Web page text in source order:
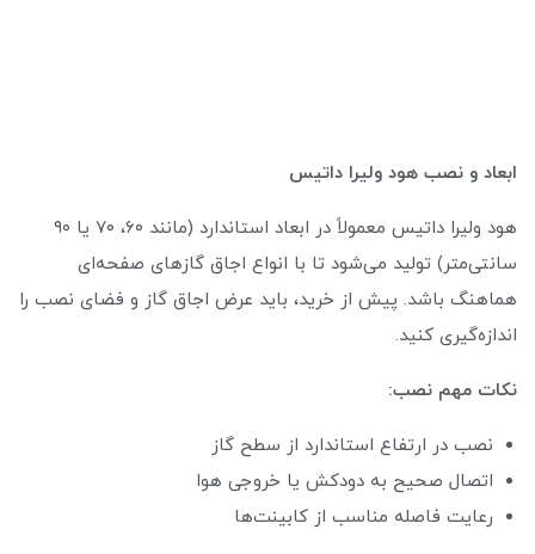
ابعاد و نصب هود ولیرا داتیس
هود ولیرا داتیس معمولاً در ابعاد استاندارد (مانند ۶۰، ۷۰ یا ۹۰
سانتی‌متر) تولید می‌شود تا با انواع اجاق گازهای صفحه‌ای
هماهنگ باشد. پیش از خرید، باید عرض اجاق گاز و فضای نصب را
اندازه‌گیری کنید.
نکات مهم نصب:
نصب در ارتفاع استاندارد از سطح گاز
اتصال صحیح به دودکش یا خروجی هوا
رعایت فاصله مناسب از کابینت‌ها